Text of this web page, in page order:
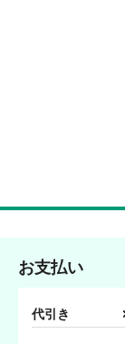
お支払い
代引き